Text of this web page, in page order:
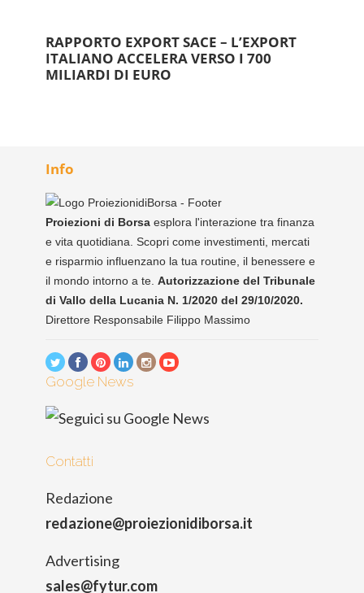
RAPPORTO EXPORT SACE – L’EXPORT
ITALIANO ACCELERA VERSO I 700
MILIARDI DI EURO
Info
Proiezioni di Borsa esplora l'interazione tra finanza
e vita quotidiana. Scopri come investimenti, mercati
e risparmio influenzano la tua routine, il benessere e
il mondo intorno a te. Autorizzazione del Tribunale
di Vallo della Lucania N. 1/2020 del 29/10/2020.
Direttore Responsabile Filippo Massimo
Google News
Contatti
Redazione
redazione@proiezionidiborsa.it
Advertising
sales@fytur.com